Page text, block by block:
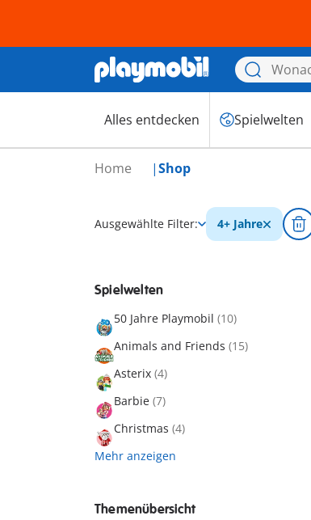
Alles entdecken Spielwelten
Home Shop
Ausgewählte Filter: 4+ Jahre
Spielwelten
50 Jahre Playmobil (10)
Animals and Friends (15)
Asterix (4)
Barbie (7)
Christmas (4)
Mehr anzeigen
Themenübersicht